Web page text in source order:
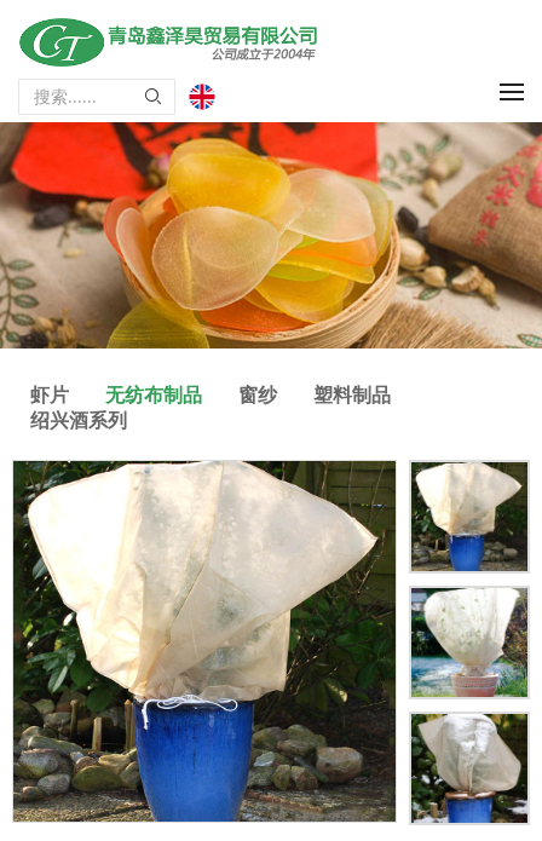
虾片 无纺布制品 窗纱
塑料制品
绍兴酒系列